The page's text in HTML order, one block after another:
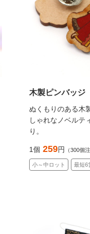
木製ピンバッジ
ぬくもりのある木
しゃれなノベルテ
り。
1個 259円 （300個
小～中ロット 最短6